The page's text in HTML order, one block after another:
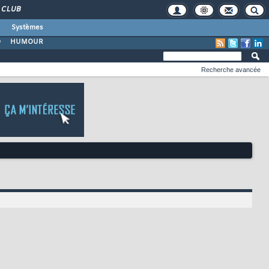
CLUB
Systèmes
HUMOUR
Recherche avancée